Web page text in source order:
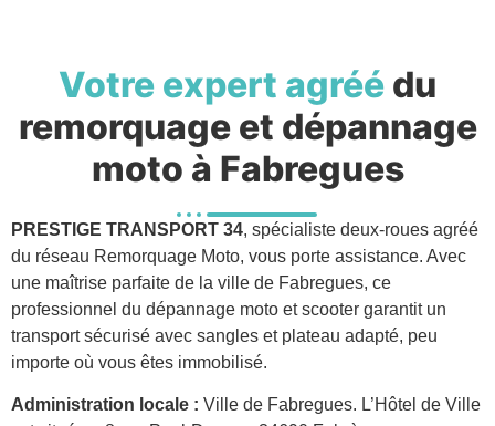
Votre expert agréé du
remorquage et dépannage
moto à Fabregues
PRESTIGE TRANSPORT 34, spécialiste deux-roues agréé
du réseau Remorquage Moto, vous porte assistance. Avec
une maîtrise parfaite de la ville de Fabregues, ce
professionnel du dépannage moto et scooter garantit un
transport sécurisé avec sangles et plateau adapté, peu
importe où vous êtes immobilisé.
Administration locale : Ville de Fabregues. L’Hôtel de Ville